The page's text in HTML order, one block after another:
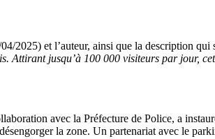
2025) et l’auteur, ainsi que la description qui
Attirant jusqu’à 100 000 visiteurs par jour,
avec la Préfecture de Police, a
la zone. Un partenariat avec le